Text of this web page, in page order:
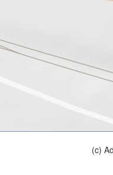
(c)